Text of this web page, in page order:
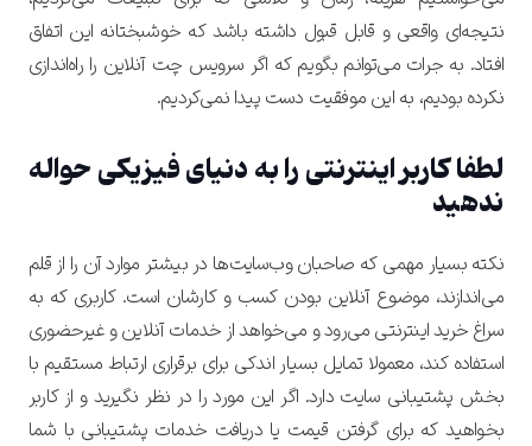
نتیجه‌ای واقعی و قابل قبول داشته باشد که خوشبختانه این اتفاق
افتاد. به جرات می‌توانم بگویم که اگر سرویس چت آنلاین را راه‌اندازی
نکرده بودیم، به این موفقیت دست پیدا نمی‌کردیم.
لطفا کاربر اینترنتی را به دنیای فیزیکی حواله
ندهید
نکته بسیار مهمی که صاحبان وب‌سایت‌ها در بیشتر موارد آن را از قلم
می‌اندازند، موضوع آنلاین بودن کسب و کارشان است. کاربری که به
سراغ خرید اینترنتی می‌رود و می‌خواهد از خدمات آنلاین و غیرحضوری
استفاده کند، معمولا تمایل بسیار اندکی برای برقراری ارتباط مستقیم با
بخش پشتیبانی سایت دارد. اگر این مورد را در نظر نگیرید و از کاربر
بخواهید که برای گرفتن قیمت یا دریافت خدمات پشتیبانی با شما
تایید کد
کد ارسال شده را وارد کنید
ویرایش شماره موبایل